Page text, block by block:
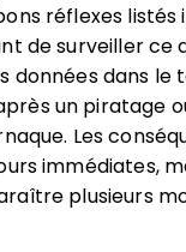
réflexes listés
de surveiller ce
données dans le
un piratage
Les
immédiates,
plusieurs